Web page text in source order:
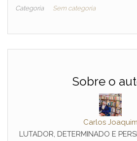
Categoria Sem categoria
Sobre o
Carlos Joaquim
LUTADOR, DETERMINADO E